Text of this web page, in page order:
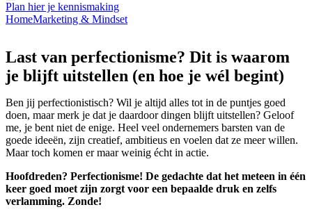
Plan hier je kennismaking
HomeMarketing & Mindset
Last van perfectionisme? Dit is waarom
je blijft uitstellen (en hoe je wél begint)
Ben jij perfectionistisch? Wil je altijd alles tot in de puntjes goed
doen, maar merk je dat je daardoor dingen blijft uitstellen? Geloof
me, je bent niet de enige. Heel veel ondernemers barsten van de
goede ideeën, zijn creatief, ambitieus en voelen dat ze meer willen.
Maar toch komen er maar weinig écht in actie.
Hoofdreden? Perfectionisme! De gedachte dat het meteen in één
keer goed moet zijn zorgt voor een bepaalde druk en zelfs
verlamming. Zonde!